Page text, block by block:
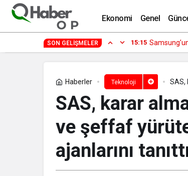
Ekonomi Genel
SON GELIŞMELER 15:15
Haberler Teknoloji
SAS,
SAS, karar
ve şeffaf
ajanlarını